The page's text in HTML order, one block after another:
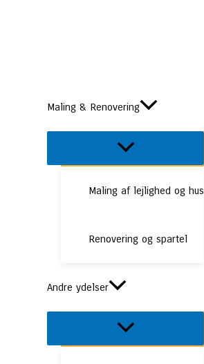
Maling & Renovering
Menu
Toggle
Maling af lejlighed og hus
Renovering og spartel
Andre ydelser
Menu
Toggle